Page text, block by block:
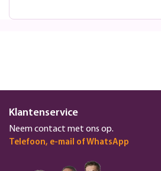
Klantenservice
Neem contact met ons op.
Telefoon, e-mail of WhatsApp